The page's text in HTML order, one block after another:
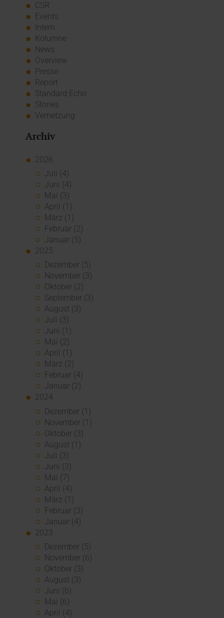
CSR
Events
Intern
Kolumne
News
Overview
Presse
Report
Standard Echo
Stories
Vernetzung
Archiv
2026
Juli (4)
Juni (4)
Mai (3)
April (1)
März (1)
Februar (2)
Januar (5)
2025
Dezember (5)
November (3)
Oktober (2)
September (3)
August (3)
Juli (3)
Juni (1)
Mai (2)
April (1)
März (2)
Februar (4)
Januar (2)
2024
Dezember (1)
November (1)
Oktober (3)
August (1)
Juli (3)
Juni (3)
Mai (7)
April (4)
März (1)
Februar (3)
Januar (4)
2023
Dezember (5)
November (6)
Oktober (3)
August (3)
Juni (6)
Mai (6)
April (4)